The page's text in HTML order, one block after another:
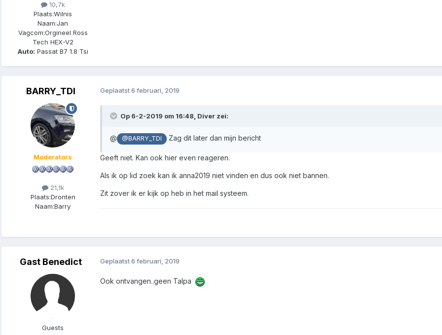
10,7k
Plaats:Wilnis
Naam:Jan
Vagcom:Orgineel Ross
Tech HEX-V2
Auto: Passat B7 1.8 Tsi
BARRY_TDI
Moderators
21,1k
Plaats:Dronten
Naam:Barry
Geplaatst6 februari, 2019
Op 6-2-2019 om 16:48, Diver zei:
@ @BARRY_TDI Zag dit later dan mijn bericht
Geeft niet. Kan ook hier even reageren.
Als ik op lid zoek kan ik anna2019 niet vinden en dus ook niet bannen.
Zit zover ik er kijk op heb in het mail systeem.
Gast Benedict
Guests
Geplaatst6 februari, 2019
Ook ontvangen..geen Talpa